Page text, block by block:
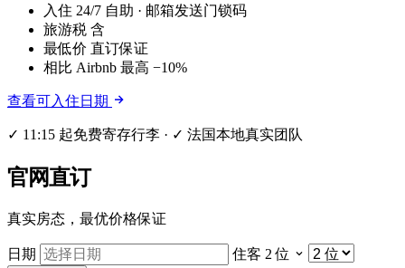
入住 24/7 自助 · 邮箱发送门锁码
旅游税 含
最低价 直订保证
相比 Airbnb 最高 −10%
查看可入住日期
✓ 11:15 起免费寄存行李 · ✓ 法国本地真实团队
官网直订
真实房态，最优价格保证
日期 住客 2 位